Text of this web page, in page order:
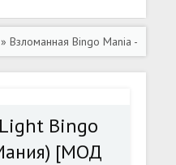
» Взломанная Bingo Mania -
[МОД Mega Pack] -
Bingo
[МОД